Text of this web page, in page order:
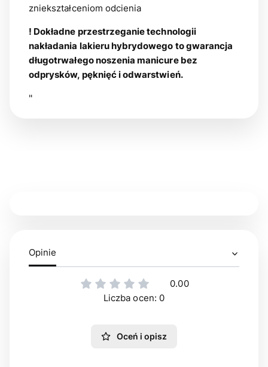
zniekształceniom odcienia
! Dokładne przestrzeganie technologii
nakładania lakieru hybrydowego to gwarancja
długotrwałego noszenia manicure bez
odprysków, pęknięć i odwarstwień.
"
Opinie
0.00
Liczba ocen: 0
Oceń i opisz